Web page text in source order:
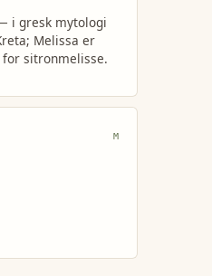
i gresk mytologi
Melissa er
for sitronmelisse.
M